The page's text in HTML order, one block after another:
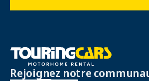
Rejoignez notre